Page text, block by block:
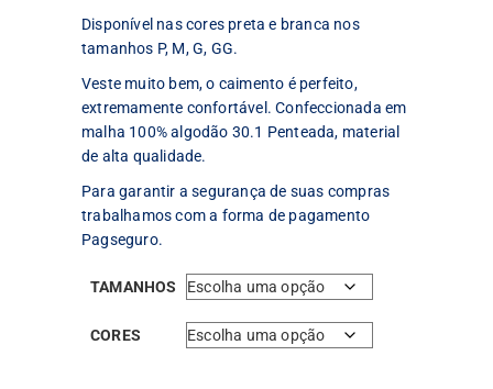
Disponível nas cores preta e branca nos
tamanhos P, M, G, GG.
Veste muito bem, o caimento é perfeito,
extremamente confortável. Confeccionada em
malha 100% algodão 30.1 Penteada, material
de alta qualidade.
Para garantir a segurança de suas compras
trabalhamos com a forma de pagamento
Pagseguro.
TAMANHOS
CORES